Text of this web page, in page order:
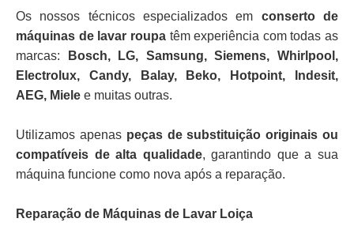
Os nossos técnicos especializados em conserto de
máquinas de lavar roupatêm experiência com todas as
marcas:
Bosch, LG, Samsung, Siemens, Whirlpool,
Electrolux, Candy, Balay, Beko, Hotpoint, Indesit,
AEG, Miele e muitas outras.
Utilizamos apenas peças de substituição originais ou
compatíveis de alta qualidade, garantindo que a sua
máquina funcione como nova após a reparação.
Reparação de Máquinas de Lavar Loiça